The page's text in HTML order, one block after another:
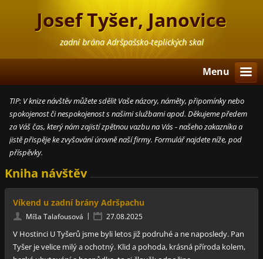
Josef Tyšer, Janovice
zadní brána Adršpašsko-teplických skal
Menu
TIP: V knize návštěv můžete sdělit Vaše názory, náměty, připomínky nebo
spokojenost či nespokojenost s našimi službami apod. Děkujeme předem
za Váš čas, který nám zajistí zpětnou vazbu na Vás - našeho zakazníka a
jistě přispěje ke zvyšování úrovně naší firmy. Formulář najdete níže, pod
příspěvky.
Kniha návštěv
Víkend u zadní brány Adršpachu
Míša Talafousová | 27.08.2025
V Hostinci U Tyšerů jsme byli letos již podruhé a ne naposledy. Pan
Tyšer je velice milý a ochotný. Klid a pohoda, krásná příroda kolem,